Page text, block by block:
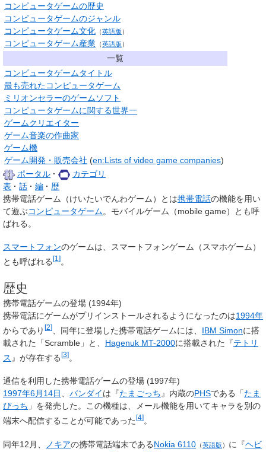
コンピュータゲームの歴史
コンピュータゲームのジャンル
コンピュータゲーム文化 （英語版 ）
コンピュータゲーム産業 （英語版 ）
一覧
コンピュータゲームタイトル
最も売れたコンピュータゲーム
ミリオンセラーのゲームソフト
コンピュータゲームに関する世界一
ゲームクリエイター
ゲーム音楽の作曲家
ゲーム機
ゲーム開発・販売会社 (en:Lists of video game companies)
ポータル
カテゴリ
表
話 編
歴
携帯電話ゲーム
（けいたいでんわゲーム）とは携帯電話の機能を用い
て遊ぶコンピュータゲーム。 モバイルゲーム
（mobile game）とも呼
ばれる。
スマートフォンのゲームは、 スマートフォンゲーム （スマホゲーム）
とも呼ばれる [1 ] 。
歴史
携帯電話ゲームの登場 (1994年)
携帯電話にゲームがプリインストールされるようになったのは1994年
からであり [2] 、同年に登場した携帯電話ゲームには、 IBM Simonに搭
載された「Scramble」と、 Hagenuk MT-2000に搭載された『テトリ
ス 』が存在する [3] 。
通信を利用した携帯電話ゲームの登場 (1997年)
1997年6月14日、 バンダイは『たまごっち』内蔵のPHSである「たま
ぴっち 」を発売した。この機種は、メール機能を用いてキャラを別の
端末へ配信することが可能であった [4] 。
同年12月、 ノキアの携帯電話端末であるNokia 6110 （英語版 ） に『ヘビ